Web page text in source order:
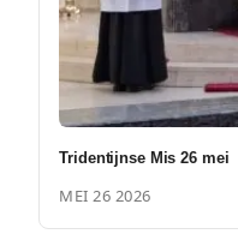
Tridentijnse Mis 26 mei
MEI 26 2026